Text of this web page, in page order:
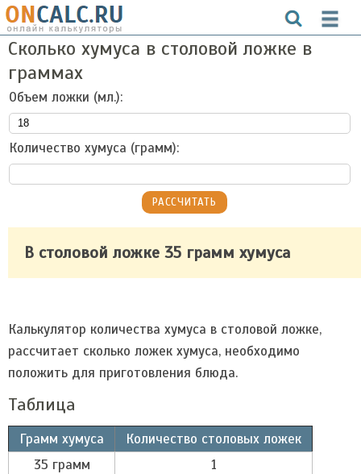
Сколько хумуса в столовой ложке в
граммах
Объем ложки (мл.):
Количество хумуса (грамм):
В столовой ложке 35 грамм хумуса
Калькулятор количества хумуса в столовой ложке,
рассчитает сколько ложек хумуса, необходимо
положить для приготовления блюда.
Таблица
Грамм хумуса
Количество столовых ложек
35 грамм
1